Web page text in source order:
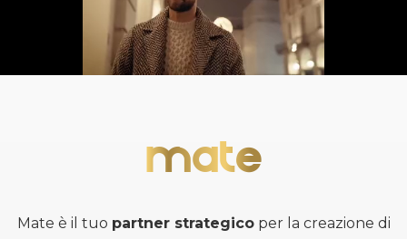
MATE
Mate è il tuo partner strategicoper la creazione di